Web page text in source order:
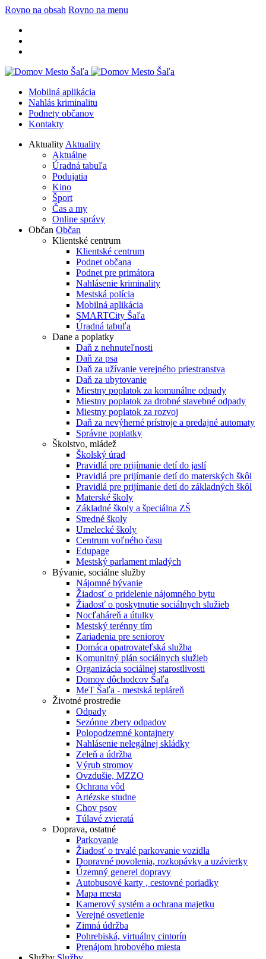
Rovno na obsah Rovno na menu
Mobilná aplikácia
Nahlás kriminalitu
Podnety občanov
Kontakty
Aktuality Aktuality
Aktuálne
Úradná tabuľa
Podujatia
Kino
Šport
Čas a my
Online správy
Občan Občan
Klientské centrum
Klientské centrum
Podnet občana
Podnet pre primátora
Nahlásenie kriminality
Mestská polícia
Mobilná aplikácia
SMARTCity Šaľa
Úradná tabuľa
Dane a poplatky
Daň z nehnuteľnosti
Daň za psa
Daň za užívanie verejného priestranstva
Daň za ubytovanie
Miestny poplatok za komunálne odpady
Miestny poplatok za drobné stavebné odpady
Miestny poplatok za rozvoj
Daň za nevýherné prístroje a predajné automaty
Správne poplatky
Školstvo, mládež
Školský úrad
Pravidlá pre prijímanie detí do jaslí
Pravidlá pre prijímanie detí do materských škôl
Pravidlá pre prijímanie detí do základných škôl
Materské školy
Základné školy a špeciálna ZŠ
Stredné školy
Umelecké školy
Centrum voľného času
Edupage
Mestský parlament mladých
Bývanie, sociálne služby
Nájomné bývanie
Žiadosť o pridelenie nájomného bytu
Žiadosť o poskytnutie sociálnych služieb
Nocľaháreň a útulky
Mestský terénny tím
Zariadenia pre seniorov
Domáca opatrovateľská služba
Komunitný plán sociálnych služieb
Organizácia sociálnej starostlivosti
Domov dôchodcov Šaľa
MeT Šaľa - mestská tepláreň
Životné prostredie
Odpady
Sezónne zbery odpadov
Polopodzemné kontajnery
Nahlásenie nelegálnej skládky
Zeleň a údržba
Výrub stromov
Ovzdušie, MZZO
Ochrana vôd
Artézske studne
Chov psov
Túlavé zvieratá
Doprava, ostatné
Parkovanie
Žiadosť o trvalé parkovanie vozidla
Dopravné povolenia, rozkopávky a uzávierky
Územný generel dopravy
Autobusové karty , cestovné poriadky
Mapa mesta
Kamerový systém a ochrana majetku
Verejné osvetlenie
Zimná údržba
Pohrebiská, virtuálny cintorín
Prenájom hrobového miesta